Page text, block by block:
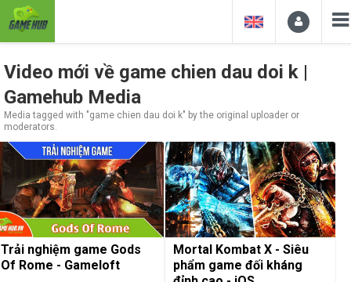
Video mới về game chien dau doi k |
Gamehub Media
Media tagged with "game chien dau doi k" by the original uploader or
moderators.
Trải nghiệm game Gods
Of Rome - Gameloft
Mortal Kombat X - Siêu
phẩm game đối kháng